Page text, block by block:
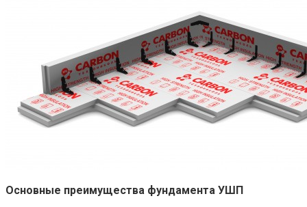
Основные преимущества фундамента УШП